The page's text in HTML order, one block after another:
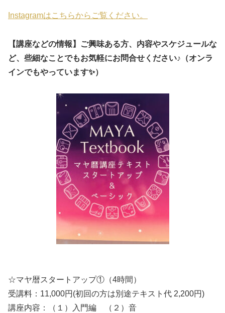
Instagramはこちらからご覧ください。
【講座などの情報】ご興味ある方、内容やスケジュールな
ど、些細なことでもお気軽にお問合せください♪（オンラ
インでもやっています✨）
☆マヤ暦スタートアップ①（4時間）
受講料：11,000円(初回の方は別途テキスト代 2,200円)
講座内容：（１）入門編 （２）音